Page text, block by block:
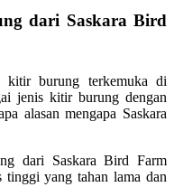
dari Saskara Bird
kitir burung terkemuka di
jenis kitir burung dengan
alasan mengapa Saskara
dari Saskara Bird Farm
tinggi yang tahan lama dan